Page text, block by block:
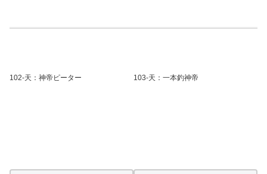
102-天 ：神帝ピーター 103-天 ：一本釣神帝